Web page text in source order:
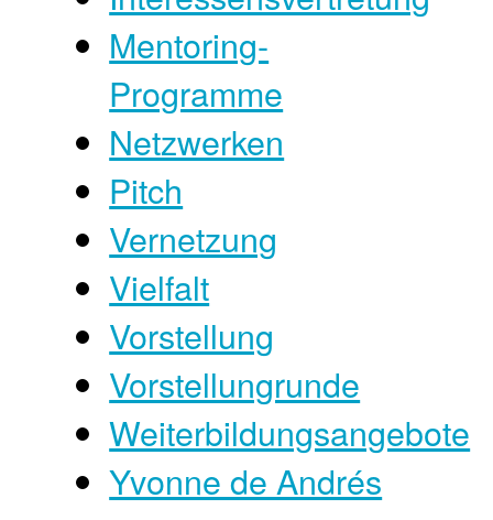
Mentoring-
Programme
Netzwerken
Pitch
Vernetzung
Vielfalt
Vorstellung
Vorstellungrunde
Weiterbildungsangebote
Yvonne de Andrés